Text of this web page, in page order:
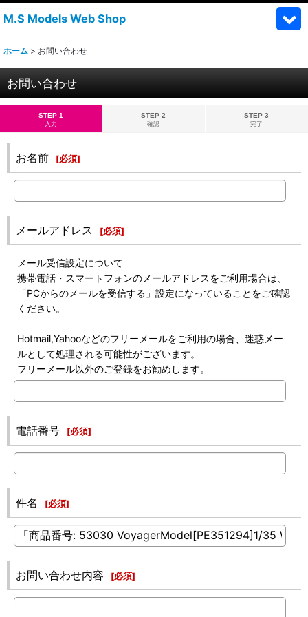
M.S Models Web Shop
ホーム > お問い合わせ
お問い合わせ
STEP 1
入力
STEP 2
確認
STEP 3
完了
お名前 [必須]
メールアドレス [必須]
メール受信設定について
携帯電話・スマートフォンのメールアドレスをご利用場合は、
「PCからのメールを受信する」設定になっていることをご確認
ください。
Hotmail,Yahooなどのフリーメールをご利用の場合、迷惑メー
ルとして処理される可能性がございます。
フリーメール以外のご登録をお勧めします。
電話番号 [必須]
件名 [必須]
お問い合わせ内容 [必須]